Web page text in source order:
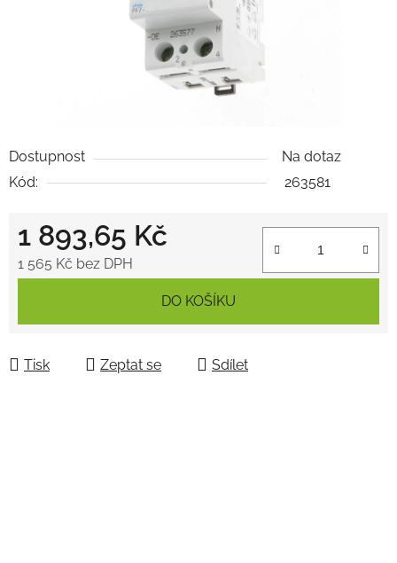
Dostupnost
Na dotaz
Kód:
263581
1 893,65 Kč
1 565 Kč bez DPH
DO KOŠÍKU
Tisk Zeptat se Sdílet